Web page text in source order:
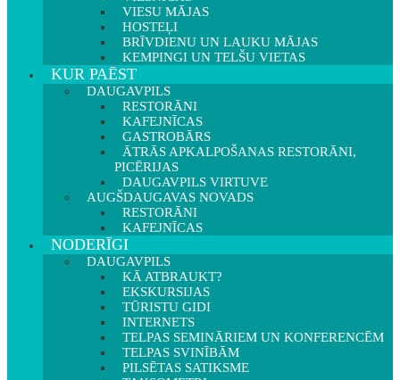
VIESU MĀJAS
HOSTEĻI
BRĪVDIENU UN LAUKU MĀJAS
KEMPINGI UN TELŠU VIETAS
KUR PAĒST
DAUGAVPILS
RESTORĀNI
KAFEJNĪCAS
GASTROBĀRS
ĀTRĀS APKALPOŠANAS RESTORĀNI,
PICĒRIJAS
DAUGAVPILS VIRTUVE
AUGŠDAUGAVAS NOVADS
RESTORĀNI
KAFEJNĪCAS
NODERĪGI
DAUGAVPILS
KĀ ATBRAUKT?
EKSKURSIJAS
TŪRISTU GIDI
INTERNETS
TELPAS SEMINĀRIEM UN KONFERENCĒM
TELPAS SVINĪBĀM
PILSĒTAS SATIKSME